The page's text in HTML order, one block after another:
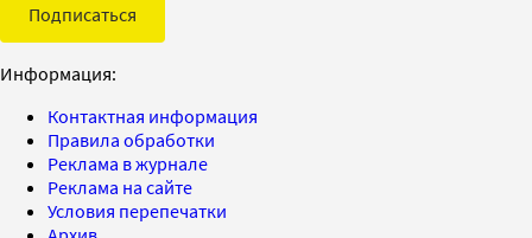
Подписаться
Информация:
Контактная информация
Правила обработки
Реклама в журнале
Реклама на сайте
Условия перепечатки